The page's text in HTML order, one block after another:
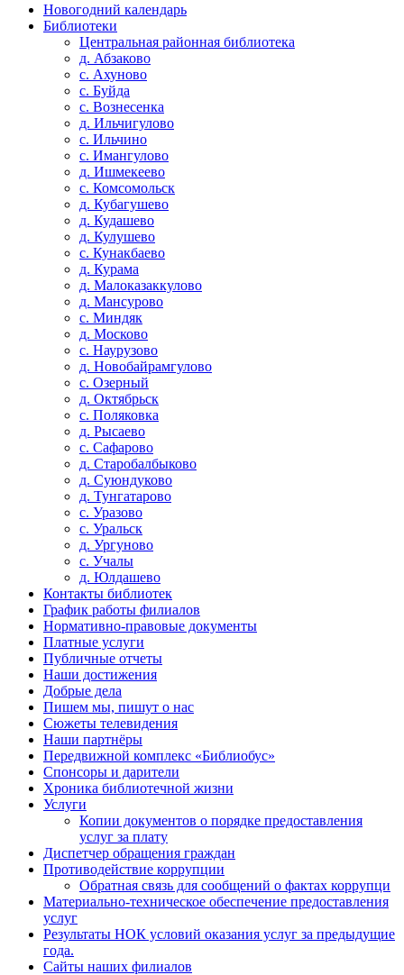
Новогодний календарь
Библиотеки
Центральная районная библиотека
д. Абзаково
с. Ахуново
с. Буйда
с. Вознесенка
д. Ильчигулово
с. Ильчино
с. Имангулово
д. Ишмекеево
с. Комсомольск
д. Кубагушево
д. Кудашево
д. Кулушево
с. Кунакбаево
д. Курама
д. Малоказаккулово
д. Мансурово
с. Миндяк
д. Москово
с. Наурузово
д. Новобайрамгулово
с. Озерный
д. Октябрьск
с. Поляковка
д. Рысаево
с. Сафарово
д. Старобалбыково
д. Суюндуково
д. Тунгатарово
с. Уразово
с. Уральск
д. Ургуново
с. Учалы
д. Юлдашево
Контакты библиотек
График работы филиалов
Нормативно-правовые документы
Платные услуги
Публичные отчеты
Наши достижения
Добрые дела
Пишем мы, пишут о нас
Сюжеты телевидения
Наши партнёры
Передвижной комплекс «Библиобус»
Спонсоры и дарители
Хроника библиотечной жизни
Услуги
Копии документов о порядке предоставления
услуг за плату
Диспетчер обращения граждан
Противодействие коррупции
Обратная связь для сообщений о фактах коррупци
Материально-техническое обеспечение предоставления
услуг
Результаты НОК условий оказания услуг за предыдущие
года.
Сайты наших филиалов